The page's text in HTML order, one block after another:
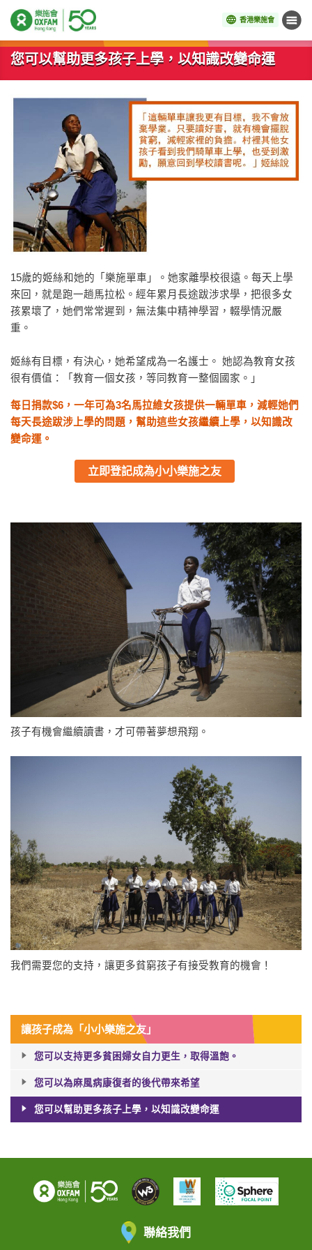
香港樂施會 目錄
開始主要內容
您可以幫助更多孩子上學，以知識改變命運
讓孩子成為「小小樂施之友」
您可以支持更多貧困婦女自力更生，取得溫飽。
您可以為麻風病康復者的後代帶來希望
您可以幫助更多孩子上學，以知識改變命運
15歲的姬絲和她的「樂施單車」。她家離學校很遠。每天上學
來回，就是跑一趟馬拉松。經年累月長途跋涉求學，把很多女
孩累壞了，她們常常遲到，無法集中精神學習，輟學情況嚴
重。
姬絲有目標，有決心，她希望成為一名護士。 她認為教育女孩
很有價值：「教育一個女孩，等同教育一整個國家。」
每日捐款$6， 一年可為3名馬拉維女孩提供一輛單車，減輕她們
每天長途跋涉上學的問題 ， 幫助這些女孩繼續上學，以知識改
變命運 。
立即登記成為小小樂施之友
孩子有機會繼續讀書，才可帶著夢想飛翔。
我們需要您的支持，讓更多貧窮孩子有接受教育的機會！
聯絡我們